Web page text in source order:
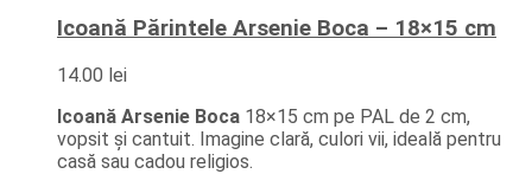
Icoană Părintele Arsenie Boca – 18×15 cm
14.00 lei
Icoană Arsenie Boca 18×15 cm pe PAL de 2 cm,
vopsit și cantuit. Imagine clară, culori vii, ideală pentru
casă sau cadou religios.